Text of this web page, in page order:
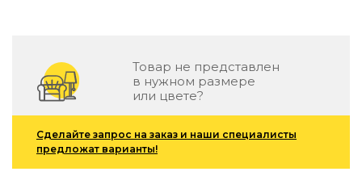
Сантехника и инженерия
Дизайнерские ванны
Отделка и ремонт
Товар не представлен
в нужном размере
или цвете?
Сделайте запрос на заказ и наши специалисты
предложат варианты!